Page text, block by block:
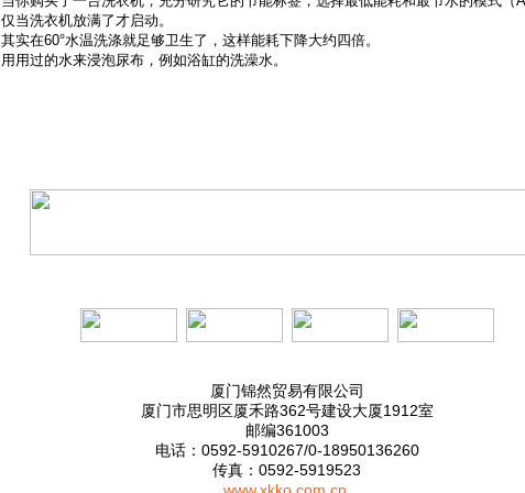
仅当洗衣机放满了才启动。
其实在60°水温洗涤就足够卫生了，这样能耗下降大约四倍。
用用过的水来浸泡尿布，例如浴缸的洗澡水。
厦门锦然贸易有限公司
厦门市思明区厦禾路362号建设大厦1912室
邮编361003
电话：0592-5910267/0-18950136260
传真：0592-5919523